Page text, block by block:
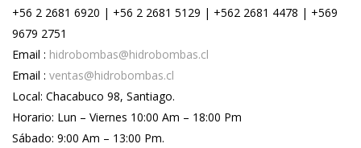
+56 2 2681 6920 | +56 2 2681 5129 | +562 2681 4478 | +569
9679 2751
Email : hidrobombas@hidrobombas.cl
Email : ventas@hidrobombas.cl
Local: Chacabuco 98, Santiago.
Horario: Lun – Viernes 10:00 Am – 18:00 Pm
Sábado: 9:00 Am – 13:00 Pm.